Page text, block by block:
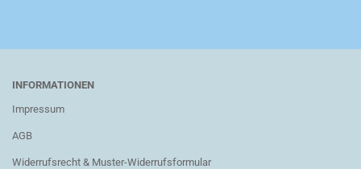
INFORMATIONEN
Impressum
AGB
Widerrufsrecht & Muster-Widerrufsformular